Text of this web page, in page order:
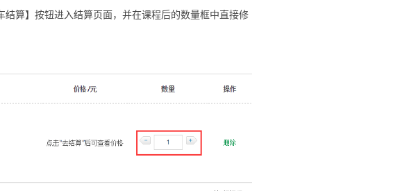
算】按钮进入结算页面，并在课程后的数量框中直接修